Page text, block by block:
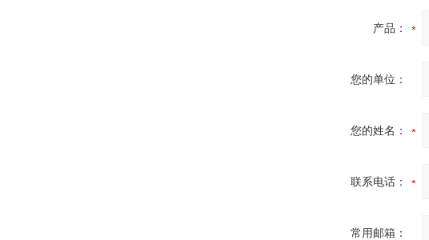
产品：
您的单位：
您的姓名：
联系电话：
常用邮箱：